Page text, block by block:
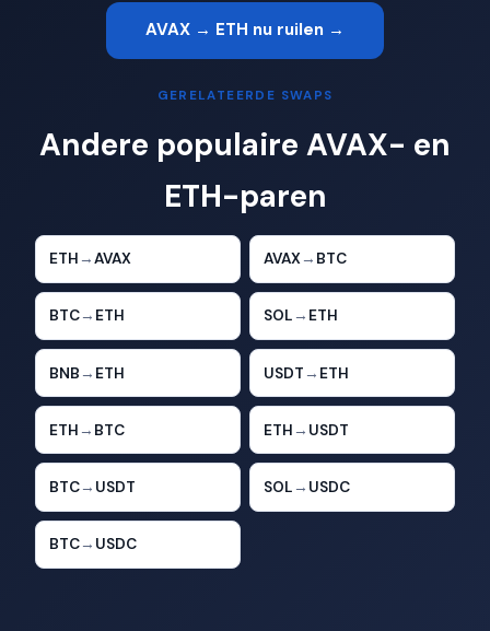
AVAX → ETH nu ruilen →
GERELATEERDE SWAPS
Andere populaire AVAX- en
ETH-paren
ETH →AVAX AVAX→ BTC
BTC→ ETH SOL → ETH
BNB → ETH USDT → ETH
ETH → BTC ETH → USDT
BTC→ USDT SOL → USDC
BTC→ USDC